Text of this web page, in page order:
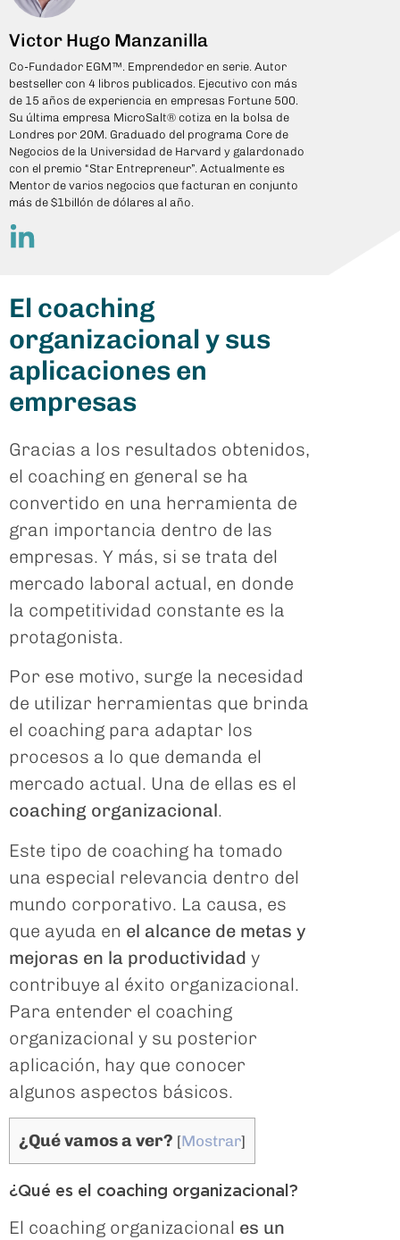
Victor Hugo Manzanilla
Co-Fundador EGM™. Emprendedor en serie. Autor
bestseller con 4 libros publicados. Ejecutivo con más
de 15 años de experiencia en empresas Fortune 500.
Su última empresa MicroSalt® cotiza en la bolsa de
Londres por 20M. Graduado del programa Core de
Negocios de la Universidad de Harvard y galardonado
con el premio “Star Entrepreneur”. Actualmente es
Mentor de varios negocios que facturan en conjunto
más de $1billón de dólares al año.
El coaching
organizacional y sus
aplicaciones en
empresas
Gracias a los resultados obtenidos,
el coaching en general se ha
convertido en una herramienta de
gran importancia dentro de las
empresas. Y más, si se trata del
mercado laboral actual, en donde
la competitividad constante es la
protagonista.
Por ese motivo, surge la necesidad
de utilizar herramientas que brinda
el coaching para adaptar los
procesos a lo que demanda el
mercado actual. Una de ellas es el
coaching organizacional.
Este tipo de coaching ha tomado
una especial relevancia dentro del
mundo corporativo. La causa, es
que ayuda en el alcance de metas y
mejoras en la productividad y
contribuye al éxito organizacional.
Para entender el coaching
organizacional y su posterior
aplicación, hay que conocer
algunos aspectos básicos.
¿Qué vamos a ver? [Mostrar]
¿Qué es el coaching organizacional?
El coaching organizacional es un